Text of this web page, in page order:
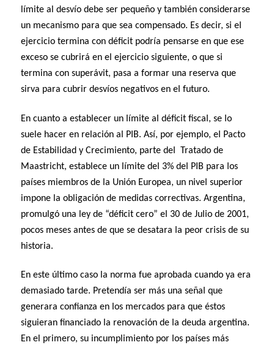
límite al desvío debe ser pequeño y también considerarse
un mecanismo para que sea compensado. Es decir, si el
ejercicio termina con déficit podría pensarse en que ese
exceso se cubrirá en el ejercicio siguiente, o que si
termina con superávit, pasa a formar una reserva que
sirva para cubrir desvíos negativos en el futuro.
En cuanto a establecer un límite al déficit fiscal, se lo
suele hacer en relación al PIB. Así, por ejemplo, el Pacto
de Estabilidad y Crecimiento, parte del Tratado de
Maastricht, establece un límite del 3% del PIB para los
países miembros de la Unión Europea, un nivel superior
impone la obligación de medidas correctivas. Argentina,
promulgó una ley de “déficit cero” el 30 de Julio de 2001,
pocos meses antes de que se desatara la peor crisis de su
historia.
En este último caso la norma fue aprobada cuando ya era
demasiado tarde. Pretendía ser más una señal que
generara confianza en los mercados para que éstos
siguieran financiado la renovación de la deuda argentina.
En el primero, su incumplimiento por los países más